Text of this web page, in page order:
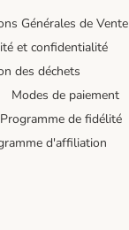
Générales de Vente
et confidentialité
des déchets
Modes de paiement
Programme de fidélité
d'affiliation